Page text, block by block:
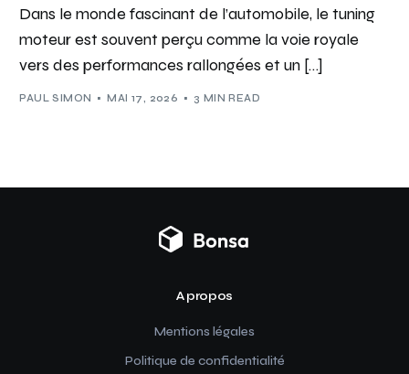
Dans le monde fascinant de l’automobile, le tuning
moteur est souvent perçu comme la voie royale
vers des performances rallongées et un […]
PAUL SIMON MAI 17, 2026 3 MIN READ
A propos
Mentions légales
Politique de confidentialité